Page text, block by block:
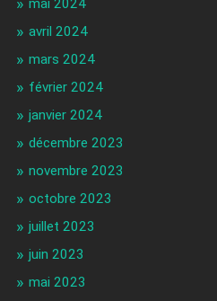
mai 2024
avril 2024
mars 2024
février 2024
janvier 2024
décembre 2023
novembre 2023
octobre 2023
juillet 2023
juin 2023
mai 2023